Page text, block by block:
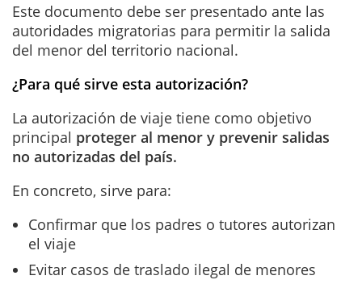
Este documento debe ser presentado ante las
autoridades migratorias para permitir la salida
del menor del territorio nacional.
¿Para qué sirve esta autorización?
La autorización de viaje tiene como objetivo
principal proteger al menor y prevenir salidas
no autorizadas del país.
En concreto, sirve para:
Confirmar que los padres o tutores autorizan
el viaje
Evitar casos de traslado ilegal de menores